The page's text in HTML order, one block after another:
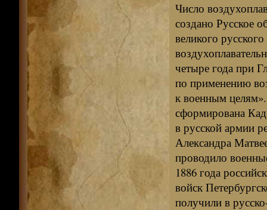
Число
создано Русское
великого
четыре года при
по применению
к военным
сформирована
в русской армии
Александра
проводило
1886 года
войск
получили в